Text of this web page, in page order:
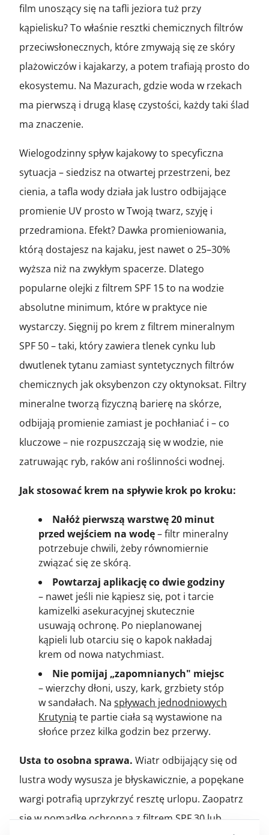
film unoszący się na tafli jeziora tuż przy
kąpielisku? To właśnie resztki chemicznych filtrów
przeciwsłonecznych, które zmywają się ze skóry
plażowiczów i kajakarzy, a potem trafiają prosto do
ekosystemu. Na Mazurach, gdzie woda w rzekach
ma pierwszą i drugą klasę czystości, każdy taki ślad
ma znaczenie.
Wielogodzinny spływ kajakowy to specyficzna
sytuacja – siedzisz na otwartej przestrzeni, bez
cienia, a tafla wody działa jak lustro odbijające
promienie UV prosto w Twoją twarz, szyję i
przedramiona. Efekt? Dawka promieniowania,
którą dostajesz na kajaku, jest nawet o 25–30%
wyższa niż na zwykłym spacerze. Dlatego
popularne olejki z filtrem SPF 15 to na wodzie
absolutne minimum, które w praktyce nie
wystarczy. Sięgnij po krem z filtrem mineralnym
SPF 50 – taki, który zawiera tlenek cynku lub
dwutlenek tytanu zamiast syntetycznych filtrów
chemicznych jak oksybenzon czy oktynoksat. Filtry
mineralne tworzą fizyczną barierę na skórze,
odbijają promienie zamiast je pochłaniać i – co
kluczowe – nie rozpuszczają się w wodzie, nie
zatruwając ryb, raków ani roślinności wodnej.
Jak stosować krem na spływie krok po kroku:
Nałóż pierwszą warstwę 20 minut
przed wejściem na wodę– filtr mineralny
potrzebuje chwili, żeby równomiernie
związać się ze skórą.
Powtarzaj aplikację co dwie godziny
– nawet jeśli nie kąpiesz się, pot i tarcie
kamizelki asekuracyjnej skutecznie
usuwają ochronę. Po nieplanowanej
kąpieli lub otarciu się o kapok nakładaj
krem od nowa natychmiast.
Nie pomijaj „zapomnianych" miejsc
– wierzchy dłoni, uszy, kark, grzbiety stóp
w sandałach. Na spływach jednodniowych
Krutynią te partie ciała są wystawione na
słońce przez kilka godzin bez przerwy.
Usta to osobna sprawa. Wiatr odbijający się od
lustra wody wysusza je błyskawicznie, a popękane
wargi potrafią uprzykrzyć resztę urlopu. Zaopatrz
się w pomadkę ochronną z filtrem SPF 30 lub